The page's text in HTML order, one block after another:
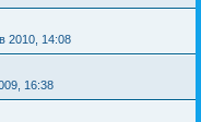
2010, 14:08
16:38